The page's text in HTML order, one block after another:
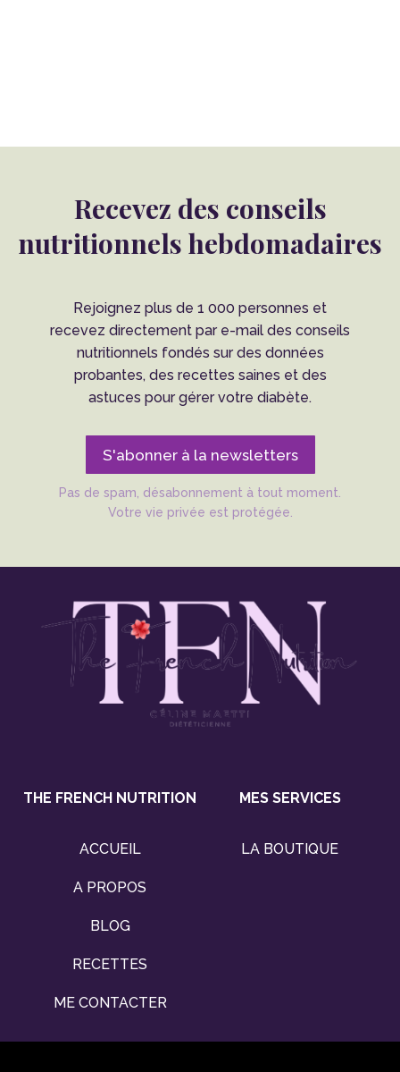
Recevez des conseils
nutritionnels hebdomadaires
Rejoignez plus de 1 000 personnes et
recevez directement par e-mail des conseils
nutritionnels fondés sur des données
probantes, des recettes saines et des
astuces pour gérer votre diabète.
S'abonner à la newsletters
Pas de spam, désabonnement à tout moment.
Votre vie privée est protégée.
THE FRENCH NUTRITION
ACCUEIL
A PROPOS
BLOG
RECETTES
ME CONTACTER
MES SERVICES
LA BOUTIQUE